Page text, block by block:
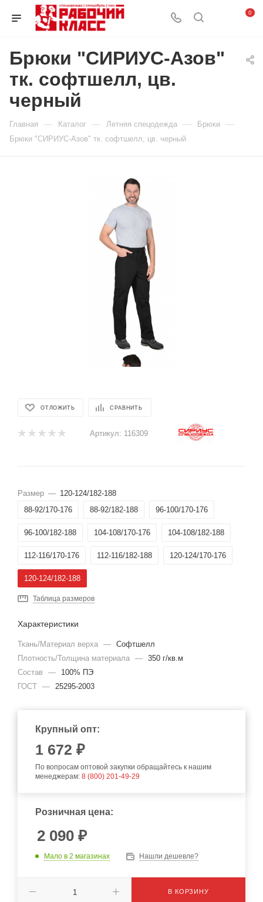
0
Брюки "СИРИУС-Азов"
тк. софтшелл, цв.
черный
Главная — Каталог — Летняя спецодежда — Брюки —
Брюки "СИРИУС-Азов" тк. софтшелл, цв. черный
ОТЛОЖИТЬ СРАВНИТЬ
Артикул: 116309
Размер — 120-124/182-188
88-92/170-176
88-92/182-188 96-100/170-176
96-100/182-188 104-108/170-176 104-108/182-188
112-116/170-176 112-116/182-188 120-124/170-176
120-124/182-188
Таблица размеров
Характеристики
Ткань/Материал верха — Софтшелл
Плотность/Толщина материала — 350 г/кв.м
Состав
—
100% ПЭ
ГОСТ — 25295-2003
Крупный опт:
1 672 ₽
По вопросам оптовой закупки обращайтесь к нашим
менеджерам: 8 (800) 201-49-29
Розничная цена:
2 090 ₽
Мало в 2 магазинах Нашли дешевле?
В КОРЗИНУ